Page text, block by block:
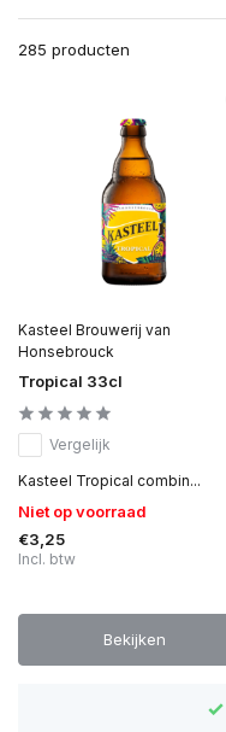
285 producten
Kasteel Brouwerij van
Honsebrouck
Tropical 33cl
Vergelijk
Kasteel Tropical combin...
Niet op voorraad
€3,25
Incl. btw
Bekijken